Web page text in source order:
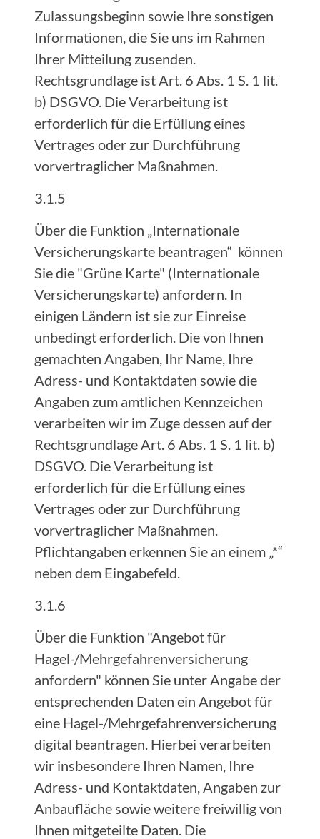
Zulassungsbeginn sowie Ihre sonstigen
Informationen, die Sie uns im Rahmen
Ihrer Mitteilung zusenden.
Rechtsgrundlage ist Art. 6 Abs. 1 S. 1 lit.
b) DSGVO. Die Verarbeitung ist
erforderlich für die Erfüllung eines
Vertrages oder zur Durchführung
vorvertraglicher Maßnahmen.
3.1.5
Über die Funktion „Internationale
Versicherungskarte beantragen“ können
Sie die "Grüne Karte" (Internationale
Versicherungskarte) anfordern. In
einigen Ländern ist sie zur Einreise
unbedingt erforderlich. Die von Ihnen
gemachten Angaben, Ihr Name, Ihre
Adress- und Kontaktdaten sowie die
Angaben zum amtlichen Kennzeichen
verarbeiten wir im Zuge dessen auf der
Rechtsgrundlage Art. 6 Abs. 1 S. 1 lit. b)
DSGVO. Die Verarbeitung ist
erforderlich für die Erfüllung eines
Vertrages oder zur Durchführung
vorvertraglicher Maßnahmen.
Pflichtangaben erkennen Sie an einem „*“
neben dem Eingabefeld.
3.1.6
Über die Funktion "Angebot für
Hagel-/Mehrgefahrenversicherung
anfordern" können Sie unter Angabe der
entsprechenden Daten ein Angebot für
eine Hagel-/Mehrgefahrenversicherung
digital beantragen. Hierbei verarbeiten
wir insbesondere Ihren Namen, Ihre
Adress- und Kontaktdaten, Angaben zur
Anbaufläche sowie weitere freiwillig von
Ihnen mitgeteilte Daten. Die